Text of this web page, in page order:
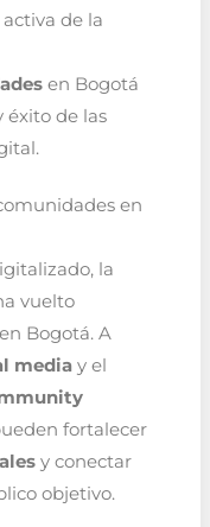
de la
en Bogotá
éxito de las
en
la
vuelto
Bogotá. A
mediay el
fortalecer
y conectar
objetivo.